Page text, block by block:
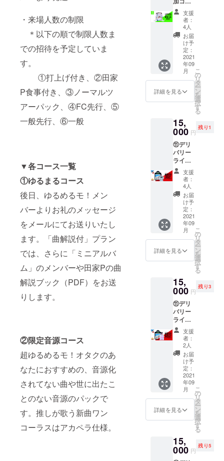
・来場人数の制限
＊以下の順で制限人数ま
での招待を予定していま
す。
①打上げ付き、②田家
P食事付き、③ノーマルツ
アーパック、④FC先行、⑤
一般先行、⑥一般
▼各コース一覧
①ゆるまるコース
後日、ゆるめるモ！メン
バーよりお礼のメッセージ
をメールにてお送りいたし
ます。「曲解説付」プラン
では、さらに「ミニアルバ
ム」のメンバーや田家Pの曲
解説ブック（PDF）をお送
りします。
②限定音源コース
超ゆるめるモ！オタクのあ
なたにおすすめの、音源化
されてない曲や世に出たこ
とのない音源のパックで
す。推しが歌う新曲ワン
コーラスはアカペラ仕様。
は、お
申し込
み時の
お名前
でクレ
ジット
させて
頂きま
す。
くださ
い。
1.写メ
に記載
する宛
名 2.
クレ
ジット
に載せ
る名前
を入れ
てくだ
ジット
不要な
方はお
手数で
すが
「クレ
ジット
不要」
と記載
くださ
い。記
載がな
い場合
は、お
申し込
み時の
お名前
頂きま
す。
スに切
り替え
て実施
となり
ます。 -
-申込時
のお願
い-- ※備
考欄に
以下を
ご記載
くださ
い。
に記載
する宛
名 2.
クレ
ジット
に載せ
る名前
を入れ
てくだ
さい。
クレ
ジット
不要な
方はお
手数で
すが
「クレ
ジット
くださ
い。記
載がな
い場合
は、お
申し込
み時の
お名前
でクレ
ジット
させて
頂きま
す。
戻しは
致しか
ねます
ので予
めご了
承くだ
さい。
※本公演
が延期
などに
なった
場合、
特典会
が先に
なる可
能性が
ありま
す。 ※
万が
一、当
該サー
ビスが
終了し
た際に
は、類
似の別
サービ
スに切
り替え
て実施
となり
ます。 -
のお願
い-- ※備
考欄に
以下を
ご記載
くださ
い。
1.写メ
に記載
する宛
名 2.
クレ
ジット
に載せ
る名前
を入れ
てくだ
さい。
不要な
方はお
手数で
予めご
了承く
ださ
い。 ※
万が
一、ツ
アーが
延期、
中止
等、内
更が
あった
も本イ
ベント
は実施
致しま
す。ご
支援金
の払い
戻しは
致しか
ねます
ので予
めご了
承くだ
さい。
※本公演
が延期
などに
なった
場合、
の実施
が先に
なる可
能性が
ありま
す。 ※
万が
一、当
該サー
ビスが
終了し
た際に
は、類
似の別
サービ
スに切
り替え
て実施
となり
-申込時
のお願
い-- ※備
合上直
前とな
る可能
性がご
ざいま
す。 ※
ご支援
者さま
のご都
なかっ
た場
替や返
金は致
しかね
ます。
予めご
了承く
ださ
い。 ※
万が
一、ツ
アーが
延期、
中止
等、内
容に変
あった
場合で
ベント
は実施
致しま
す。ご
支援金
の払い
戻しは
致しか
ねます
ので予
めご了
承くだ
さい。
※本公演
が延期
などに
なった
場合、
特典会
が先に
なる可
能性が
あった
場合で
も、ご
支援金
の払い
戻しは
致しか
ねます
ので予
めご了
さい。 -
-申込時
考欄に
クレ
ジット
で載せ
る名前
を入れ
てくだ
さい。
クレ
ジット
不要な
方はお
手数で
すが
不要」
と記載
載ない
場合
は、お
申し込
み時の
お名前
でクレ
ジット
させて
頂きま
す。
項・補
足-- ※こ
のリ
ターン
に付き
まして
はデー
タの送
付を
持って
完了と
なりま
が延
期、中
止等、
内容に
変更が
あった
場合で
も、ご
支援金
の払い
戻しは
致しか
ねます
ので予
めご了
さい。 -
-申込時
考欄に
クレ
ジット
で載せ
る名前
を入れ
てくだ
さい。
クレ
ジット
不要な
方はお
手数で
すが
不要」
と記載
載ない
場合
種付
き） ・
ジャケ
の待ち
受け画
像デー
（Andr
oid,iPho
ne用）
・ 7人
集合
トート
・ツ
明ポー
チ ・ツ
アーT
シャツ -
-注意事
項・補
足-- ※通
常とカ
ラーリ
ングが
異な
る、7め
るモ！
ジャ
ほジャ
ケット
です。
※集合
チェキ
はラン
ダムで
はござ
いませ
ん。 ※
商品の
配送は
10月以
降を予
定して
す。 ※
画像
ルでお
送りし
ます。 -
ス：来
場特典
+ツアー
グッズ
まるっ
とセッ
ト ・ツ
アー
トート
・ツ
アー透
明ポー
シャツ
・来場
当日使
える
「集合
チェキ
券」 ・
ツアー
「1公
演」優
先券
→優先
入場、
グッズ
優先
レーン
利用可
足--
【来場
付きリ
ターン
につい
て】 ・
公演チ
ケット
は付き
ません
ので各
自お買
い求め
くださ
い。 ・
EXTRA
はご利
用でき
ませ
支援
者：
4人
お届
け予
定：
2021
年09
月
詳細を見る
こ
の
リ
タ
ー
ン
を
選
択
す
る
15,
000 円
残り1
⑪デリ
バリー
ライフ
セイ
バー
コー
ス：な
にがCD
をデリ
バる
モ！プ
ラン ・
CD（ク
ラウド
ファン
ジャケ2
種付
き） ・
ジャケ
の待ち
受け画
像デー
（Andr
oid,iPho
ne用）
・ 7人
集合
チェキ
・新譜
の曲か
らワン
で歌い
ます
支援
者：
4人
お届
け予
定：
2021
年09
月
詳細を見る
こ
の
リ
タ
ー
ン
を
選
択
す
る
15,
000 円
残り3
⑪デリ
バリー
ライフ
セイ
バー
コー
ス：ね
るんが
CDをデ
リバる
モ！プ
ラン ・
CD（ク
ラウド
ファン
ジャケ2
種付
き） ・
支援
者：
2人
お届
け予
定：
2021
年09
月
詳細を見る
こ
の
リ
タ
ー
ン
を
選
択
す
る
15,
000 円
残り5